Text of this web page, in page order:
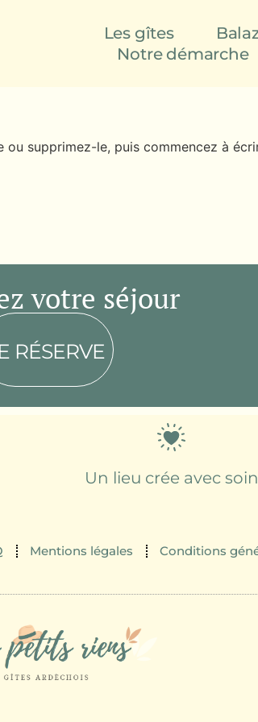
Les gîtes
Notre démarche
supprimez-le, puis commencez à
votre séjour
RÉSERVE
Un lieu crée avec soin
Mentions légales Conditions